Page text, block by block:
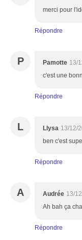
merci pour
Répondre
P Pamotte 13/
c'est une
Répondre
L Llysa 13/12/
ben c'est
Répondre
A Audrée 13/
Ah bah ça
Répondre